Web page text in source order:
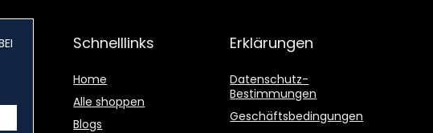
Schnelllinks
Home
Alle shoppen
Blogs
Erklärungen
Datenschutz-
Bestimmungen
Geschäftsbedingungen